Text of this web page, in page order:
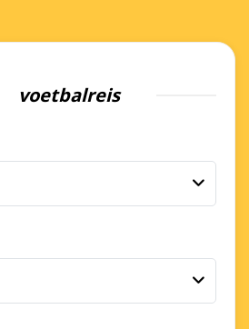
voetbalreis